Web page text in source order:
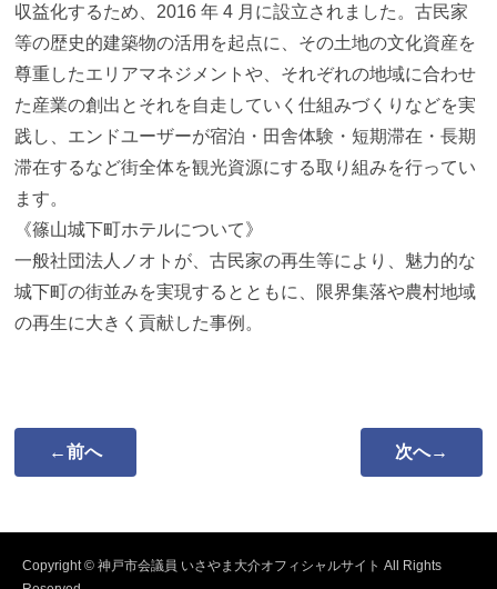
収益化するため、2016 年 4 月に設立されました。古民家
等の歴史的建築物の活用を起点に、その土地の文化資産を
尊重したエリアマネジメントや、それぞれの地域に合わせ
た産業の創出とそれを自走していく仕組みづくりなどを実
践し、エンドユーザーが宿泊・田舎体験・短期滞在・長期
滞在するなど街全体を観光資源にする取り組みを行ってい
ます。
《篠山城下町ホテルについて》
一般社団法人ノオトが、古民家の再生等により、魅力的な
城下町の街並みを実現するとともに、限界集落や農村地域
の再生に大きく貢献した事例。
←前へ 次へ→
Copyright © 神戸市会議員 いさやま大介オフィシャルサイト All Rights